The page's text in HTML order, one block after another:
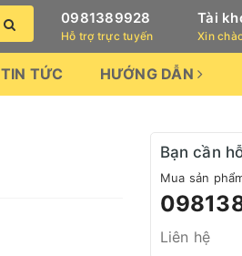
0981389928
Hỗ trợ trực tuyến
Tài
Xin
TIN TỨC HƯỚNG DẪN
Bạn cần
Mua sản
Liên hệ